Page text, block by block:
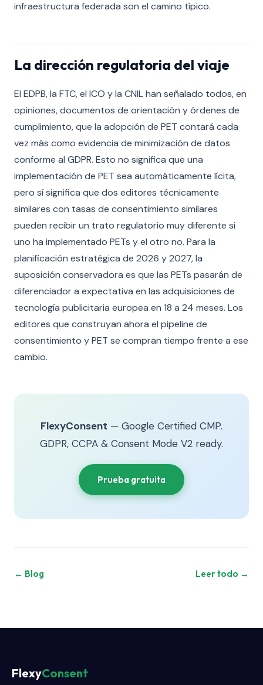
infraestructura federada son el camino típico.
La dirección regulatoria del viaje
El EDPB, la FTC, el ICO y la CNIL han señalado todos, en
opiniones, documentos de orientación y órdenes de
cumplimiento, que la adopción de PET contará cada
vez más como evidencia de minimización de datos
conforme al GDPR. Esto no significa que una
implementación de PET sea automáticamente lícita,
pero sí significa que dos editores técnicamente
similares con tasas de consentimiento similares
pueden recibir un trato regulatorio muy diferente si
uno ha implementado PETs y el otro no. Para la
planificación estratégica de 2026 y 2027, la
suposición conservadora es que las PETs pasarán de
diferenciador a expectativa en las adquisiciones de
tecnología publicitaria europea en 18 a 24 meses. Los
editores que construyan ahora el pipeline de
consentimiento y PET se compran tiempo frente a ese
cambio.
FlexyConsent — Google Certified CMP.
GDPR, CCPA & Consent Mode V2 ready.
Prueba gratuita
← Blog Leer todo →
FlexyConsent